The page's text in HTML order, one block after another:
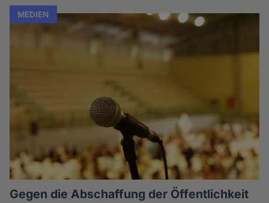
MEDIEN
Gegen die Abschaffung der Öffentlichkeit